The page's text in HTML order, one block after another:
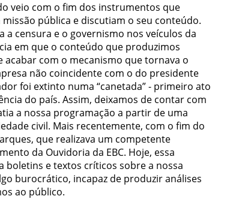
veio com o fim dos instrumentos que
pública e discutiam o seu conteúdo.
a censura e o governismo nos veículos da
em que o conteúdo que produzimos
acabar com o mecanismo que tornava o
não coincidente com o do presidente
foi extinto numa “canetada” - primeiro ato
do país. Assim, deixamos de contar com
a nossa programação a partir de uma
civil. Mais recentemente, com o fim do
que realizava um competente
da Ouvidoria da EBC. Hoje, essa
e textos críticos sobre a nossa
burocrático, incapaz de produzir análises
ao público.